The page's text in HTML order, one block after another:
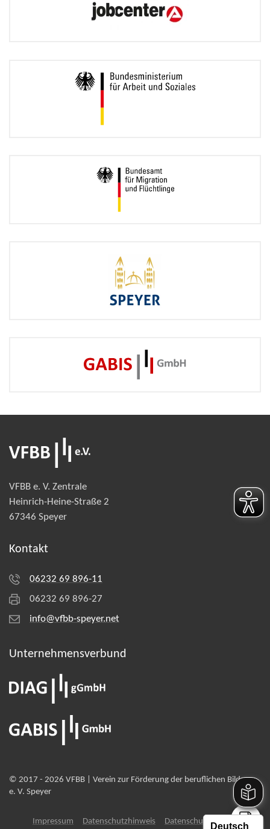
VFBB e. V. Zentrale
Heinrich-Heine-Straße 2
67346 Speyer
Kontakt
06232 69 896-11
06232 69 896-27
info@vfbb-speyer.net
Unternehmens­verbund
© 2017 - 2026 VFBB | Verein zur Förderung der beruflichen Bildung
e. V. Speyer
Impressum Datenschutzhinweis Datenschutz-Einstellungen